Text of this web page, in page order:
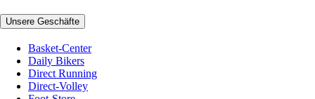
Unsere Geschäfte
Basket-Center
Daily Bikers
Direct Running
Direct-Volley